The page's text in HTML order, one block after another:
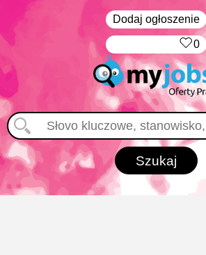
Dodaj ogłoszenie
0